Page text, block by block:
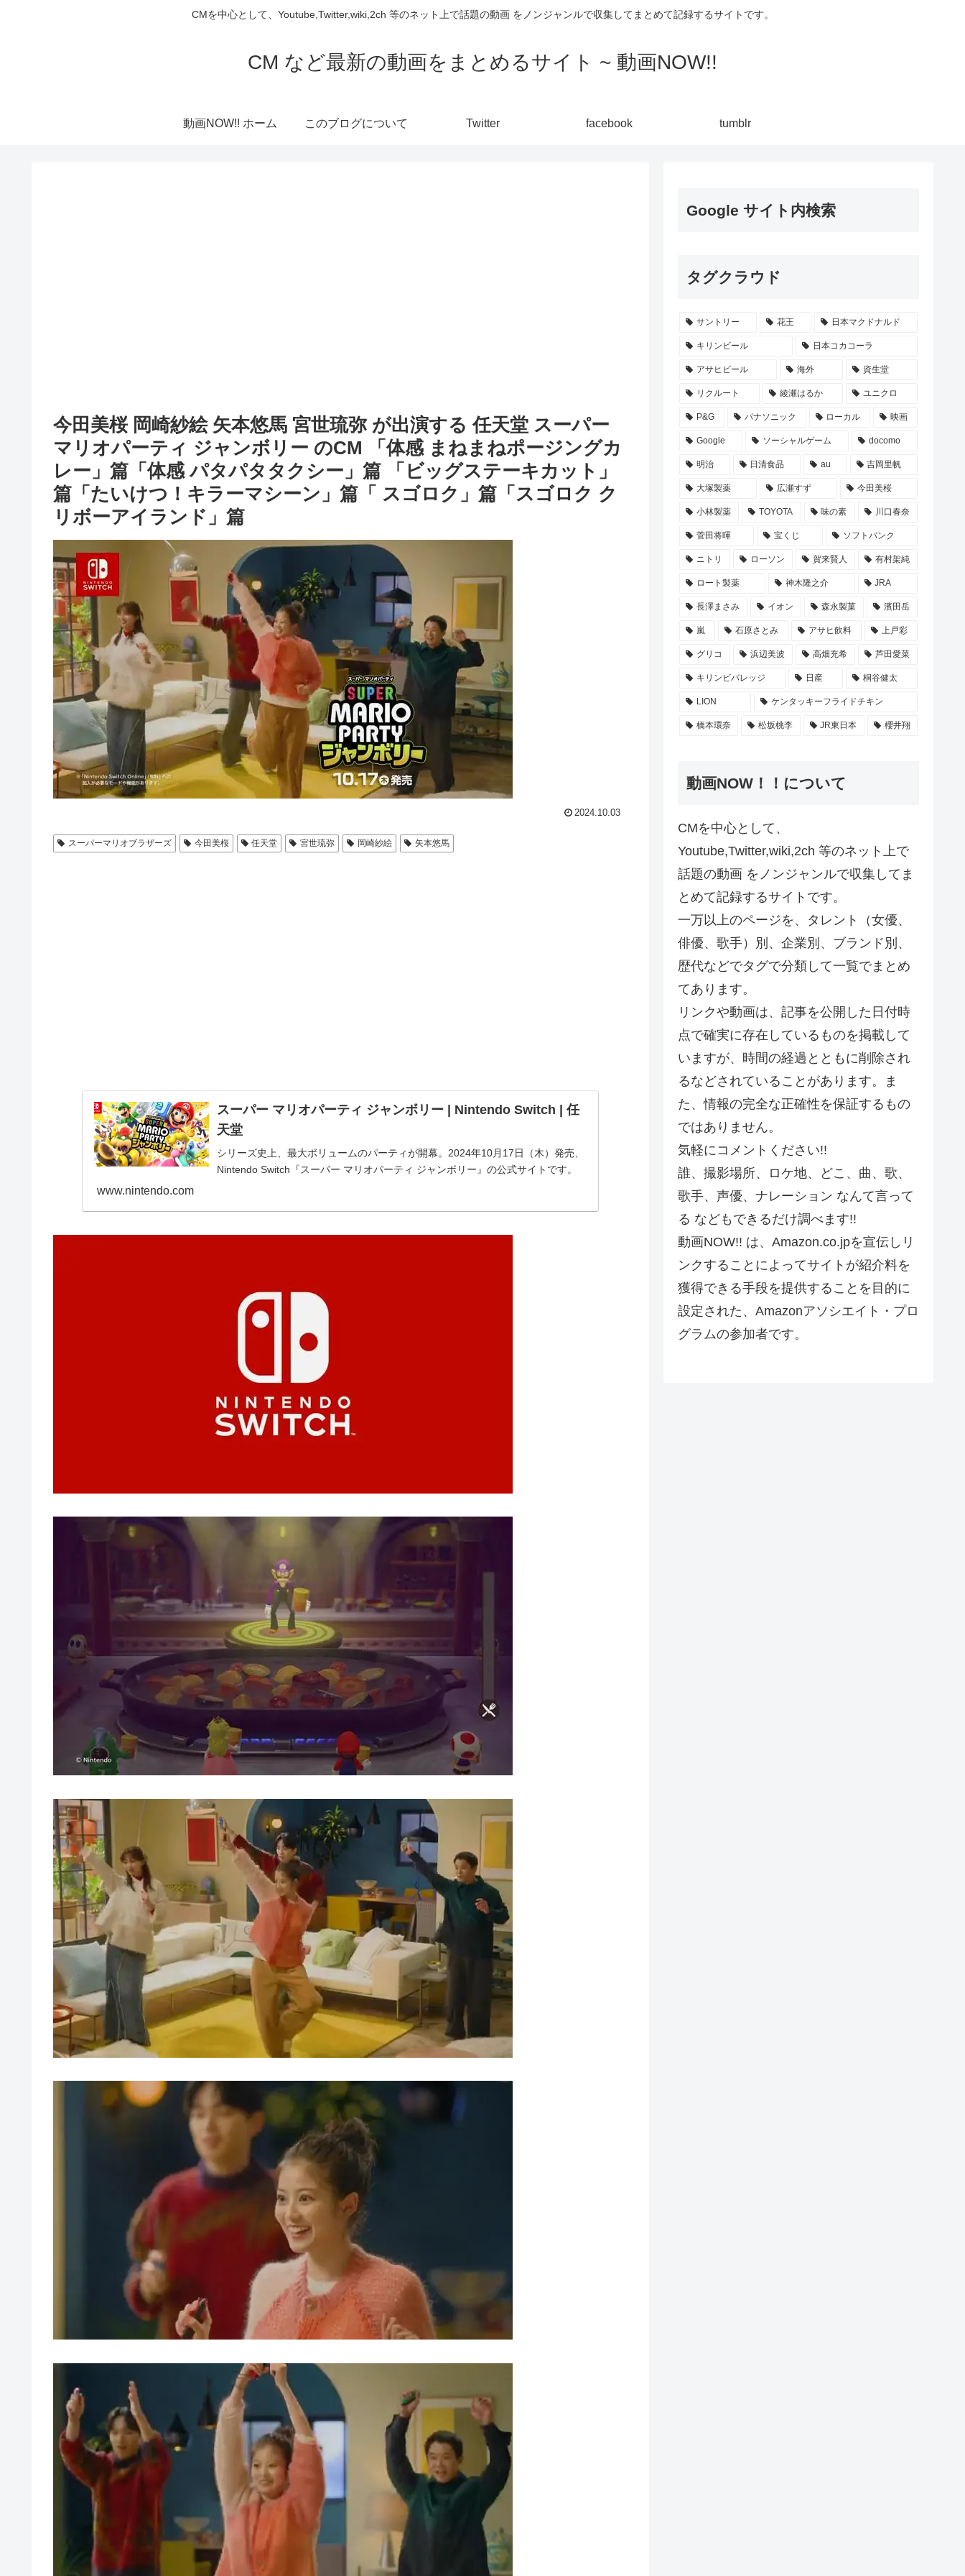
CMを中心として、Youtube,Twitter,wiki,2ch 等のネット上で話題の動画 をノンジャンルで収集してまとめて記録するサイトです。
CM など最新の動画をまとめるサイト ~ 動画NOW!!
動画NOW!! ホーム このブログについて Twitter facebook tumblr
今田美桜 岡崎紗絵 矢本悠馬 宮世琉弥 が出演する 任天堂 スーパー
マリオパーティ ジャンボリー のCM 「体感 まねまねポージングカ
レー」篇「体感 パタパタタクシー」篇 「ビッグステーキカット」
篇「たいけつ！キラーマシーン」篇「 スゴロク」篇「スゴロク ク
リボーアイランド」篇
2024.10.03
スーパーマリオブラザーズ 今田美桜 任天堂 宮世琉弥 岡崎紗絵 矢本悠馬
スーパー マリオパーティ ジャンボリー | Nintendo Switch | 任
天堂
シリーズ史上、最大ボリュームのパーティが開幕。2024年10月17日（木）発売、
Nintendo Switch『スーパー マリオパーティ ジャンボリー』の公式サイトです。
www.nintendo.com
Google サイト内検索
タグクラウド
サントリー 花王 日本マクドナルド
キリンビール 日本コカコーラ
アサヒビール 海外 資生堂
リクルート 綾瀬はるか ユニクロ
P&G パナソニック ローカル 映画
Google ソーシャルゲーム docomo
明治 日清食品 au 吉岡里帆
大塚製薬 広瀬すず 今田美桜
小林製薬 TOYOTA 味の素 川口春奈
菅田将暉 宝くじ ソフトバンク
ニトリ ローソン 賀来賢人 有村架純
ロート製薬 神木隆之介 JRA
長澤まさみ イオン 森永製菓 濱田岳
嵐 石原さとみ アサヒ飲料 上戸彩
グリコ 浜辺美波 高畑充希 芦田愛菜
キリンビバレッジ 日産 桐谷健太
LION ケンタッキーフライドチキン
橋本環奈 松坂桃李 JR東日本 櫻井翔
動画NOW！！について
CMを中心として、
Youtube,Twitter,wiki,2ch 等のネット上で
話題の動画 をノンジャンルで収集してま
とめて記録するサイトです。
一万以上のページを、タレント（女優、
俳優、歌手）別、企業別、ブランド別、
歴代などでタグで分類して一覧でまとめ
てあります。
リンクや動画は、記事を公開した日付時
点で確実に存在しているものを掲載して
いますが、時間の経過とともに削除され
るなどされていることがあります。ま
た、情報の完全な正確性を保証するもの
ではありません。
気軽にコメントください!!
誰、撮影場所、ロケ地、どこ、曲、歌、
歌手、声優、ナレーション なんて言って
る などもできるだけ調べます!!
動画NOW!! は、Amazon.co.jpを宣伝しリ
ンクすることによってサイトが紹介料を
獲得できる手段を提供することを目的に
設定された、Amazonアソシエイト・プロ
グラムの参加者です。